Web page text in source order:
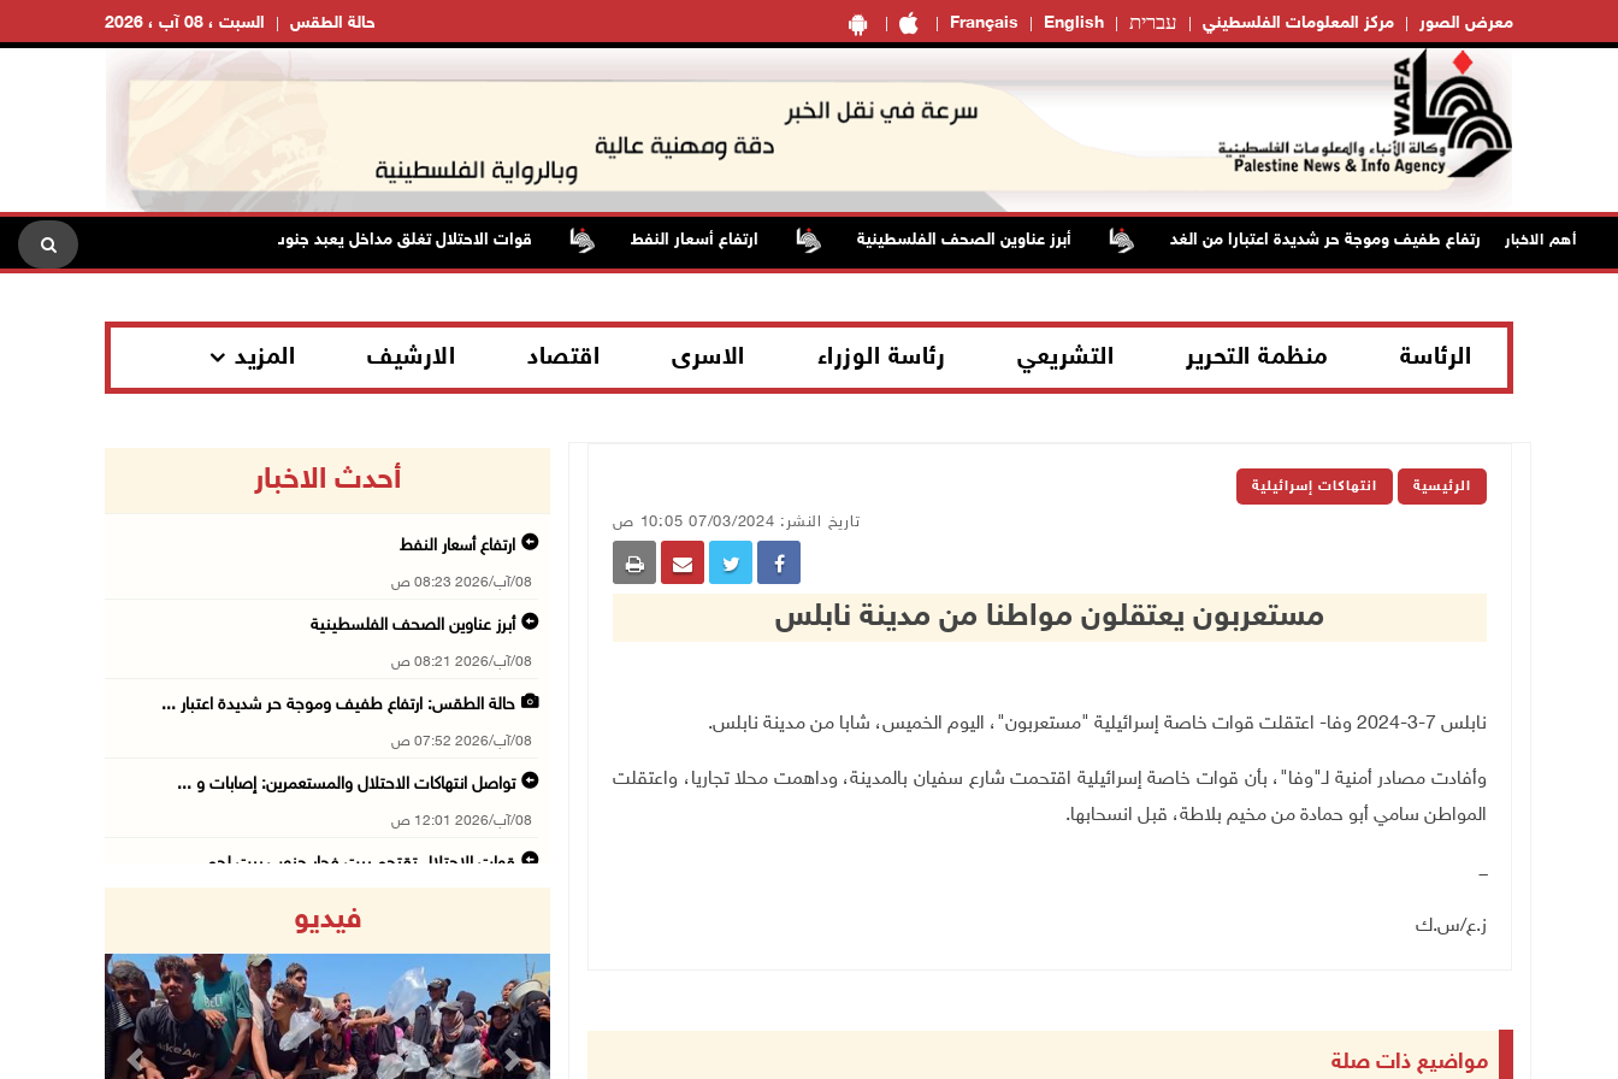
Français English עברית مركز المعلومات الفلسطيني معرض الصور السبت ، 08 آب ، 2026 حالة الطقس
أهم الاخبار
حالة الطقس: ارتفاع طفيف وموجة حر شديدة اعتبارا من الغد أبرز عناوين الصحف الفلسطينية ارتفاع أسعار النفط قوات الاحتلال تغلق مداخل يعبد جنوب غرب جنين تواصل انتهاكات
الرئاسة منظمة التحرير التشريعي رئاسة الوزراء الاسرى اقتصاد الارشيف المزيد
الرئيسية انتهاكات إسرائيلية
تاريخ النشر: 07/03/2024 10:05 ص
مستعربون يعتقلون مواطنا من مدينة نابلس
نابلس 7-3-2024 وفا- اعتقلت قوات خاصة إسرائيلية "مستعربون"، اليوم الخميس، شابا من مدينة نابلس.
وأفادت مصادر أمنية لـ"وفا"، بأن قوات خاصة إسرائيلية اقتحمت شارع سفيان بالمدينة، وداهمت محلا تجاريا، واعتقلت
المواطن سامي أبو حمادة من مخيم بلاطة، قبل انسحابها.
ـــ
ز.ع/س.ك
مواضيع ذات صلة
أحدث الاخبار
ارتفاع أسعار النفط
08/آب/2026 08:23 ص
أبرز عناوين الصحف الفلسطينية
08/آب/2026 08:21 ص
حالة الطقس: ارتفاع طفيف وموجة حر شديدة اعتبار ...
08/آب/2026 07:52 ص
تواصل انتهاكات الاحتلال والمستعمرين: إصابات و ...
08/آب/2026 12:01 ص
قوات الاحتلال تقتحم بيت فجار جنوب بيت لحم
07/آب/2026 11:11 م
قوات الاحتلال تقتحم بيت لحم
07/آب/2026 10:40 م
فيديو
Previous Next